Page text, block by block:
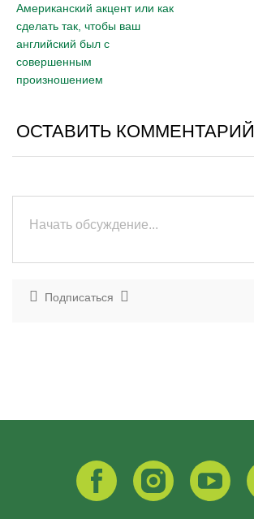
Американский акцент или как
сделать так, чтобы ваш
английский был с
совершенным
произношением
ОСТАВИТЬ КОММЕНТАРИЙ
Подписаться